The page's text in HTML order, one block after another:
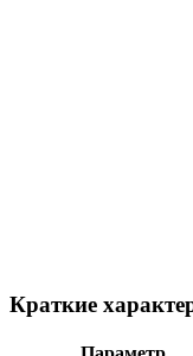
Краткие